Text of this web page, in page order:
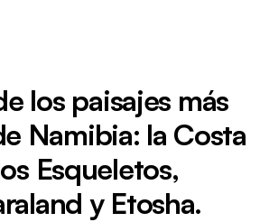
los paisajes más
Namibia: la Costa
Esqueletos,
y Etosha.